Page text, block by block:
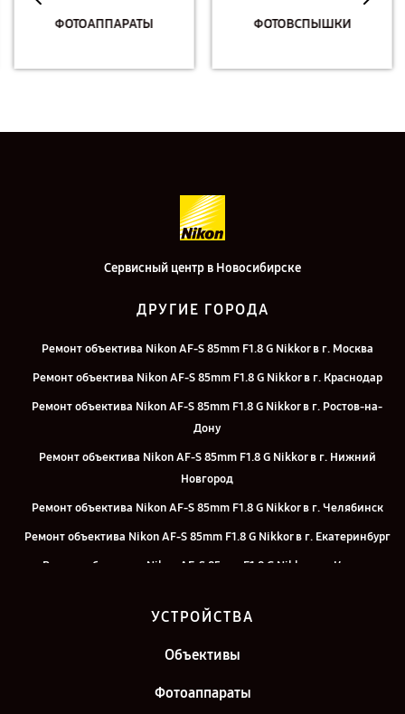
ФОТОАППАРАТЫ ФОТОВСПЫШКИ
Сервисный центр в Новосибирске
ДРУГИЕ ГОРОДА
Ремонт объектива Nikon AF-S 85mm F1.8 G Nikkor в г. Москва
Ремонт объектива Nikon AF-S 85mm F1.8 G Nikkor в г. Краснодар
Ремонт объектива Nikon AF-S 85mm F1.8 G Nikkor в г. Ростов-на-
Дону
Ремонт объектива Nikon AF-S 85mm F1.8 G Nikkor в г. Нижний
Новгород
Ремонт объектива Nikon AF-S 85mm F1.8 G Nikkor в г. Челябинск
Ремонт объектива Nikon AF-S 85mm F1.8 G Nikkor в г. Екатеринбург
Ремонт объектива Nikon AF-S 85mm F1.8 G Nikkor в г. Казань
Петербург
УСТРОЙСТВА
Объективы
Фотоаппараты